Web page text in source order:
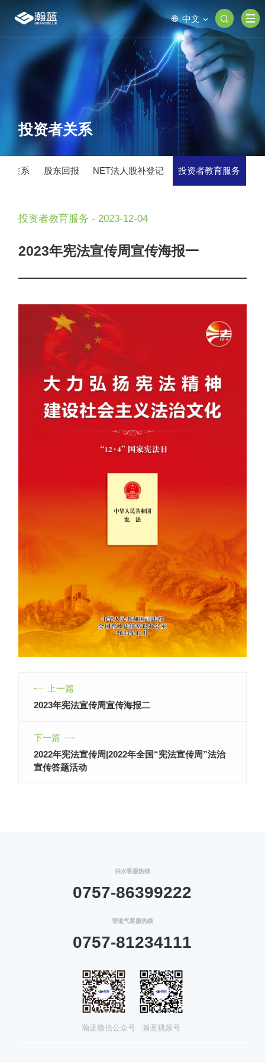
中文
投资者关系
权关系 股东回报 NET法人股补登记 投资者教育服务
投资者教育服务 - 2023-12-04
2023年宪法宣传周宣传海报一
上一篇
2023年宪法宣传周宣传海报二
下一篇
2022年宪法宣传周|2022年全国“宪法宣传周”法治
宣传答题活动
供水客服热线
0757-86399222
管道气客服热线
0757-81234111
瀚蓝微信公众号 瀚蓝视频号